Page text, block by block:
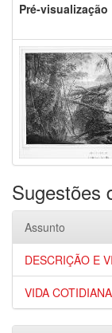
Pré-visualização
Sugestões
Assunto
DESCRIÇÃO E
VIDA COTIDIANA